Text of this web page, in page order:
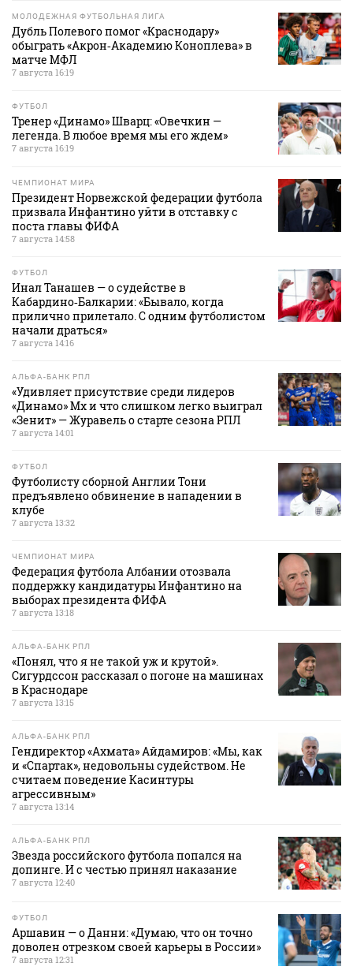
МОЛОДЕЖНАЯ ФУТБОЛЬНАЯ ЛИГА
Дубль Полевого помог «Краснодару»
обыграть «Акрон‑Академию Коноплева» в
матче МФЛ
7 августа 16:19
ФУТБОЛ
Тренер «Динамо» Шварц: «Овечкин —
легенда. В любое время мы его ждем»
7 августа 16:19
ЧЕМПИОНАТ МИРА
Президент Норвежской федерации футбола
призвала Инфантино уйти в отставку с
поста главы ФИФА
7 августа 14:58
ФУТБОЛ
Инал Танашев — о судействе в
Кабардино‑Балкарии: «Бывало, когда
прилично прилетало. С одним футболистом
начали драться»
7 августа 14:16
АЛЬФА-БАНК РПЛ
«Удивляет присутствие среди лидеров
«Динамо» Мх и что слишком легко выиграл
«Зенит» — Журавель о старте сезона РПЛ
7 августа 14:01
ФУТБОЛ
Футболисту сборной Англии Тони
предъявлено обвинение в нападении в
клубе
7 августа 13:32
ЧЕМПИОНАТ МИРА
Федерация футбола Албании отозвала
поддержку кандидатуры Инфантино на
выборах президента ФИФА
7 августа 13:18
АЛЬФА-БАНК РПЛ
«Понял, что я не такой уж и крутой».
Сигурдссон рассказал о погоне на машинах
в Краснодаре
7 августа 13:15
АЛЬФА-БАНК РПЛ
Гендиректор «Ахмата» Айдамиров: «Мы, как
и «Спартак», недовольны судейством. Не
считаем поведение Касинтуры
агрессивным»
7 августа 13:14
АЛЬФА-БАНК РПЛ
Звезда российского футбола попался на
допинге. И с честью принял наказание
7 августа 12:40
ФУТБОЛ
Аршавин — о Данни: «Думаю, что он точно
доволен отрезком своей карьеры в России»
7 августа 12:31